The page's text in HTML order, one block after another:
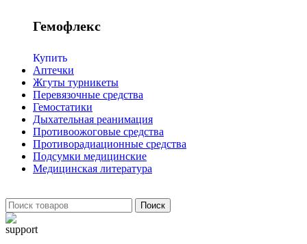
Гемофлекс
Купить
Аптечки
Жгуты турникеты
Перевязочные средства
Гемостатики
Дыхательная реанимация
Противоожоговые средства
Противорадиационные средства
Подсумки медицинские
Медицинская литература
Поиск